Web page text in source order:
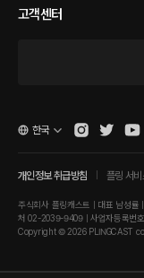
고객센터
개인정보 취급방침 플링 서
주식회사 플링캐스트 | 대표 남성률
처 02-2039-9409 | 사업자등록번
Copyright © 2026 PLINGCAST
한국